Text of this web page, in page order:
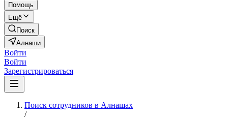
Помощь
Ещё
Поиск
Алнаши
Войти
Войти
Зарегистрироваться
Поиск сотрудников в Алнашах
/